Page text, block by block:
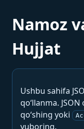
Namoz
Hujjat
Ushbu sahifa
qo‘llanma.
qo‘shing yoki
yuboring.